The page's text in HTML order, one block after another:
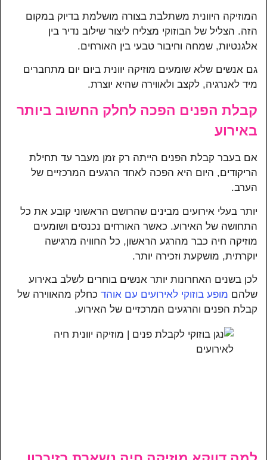
המוזיקה היוונית משתלבת בצורה מושלמת בדיוק במקום
הזה. הצליל של הבוזוקי מצליח ליצור שילוב נדיר בין
אלגנטיות, שמחה וחיבור טבעי בין האורחים.
גם אנשים שלא שומעים מוזיקה יוונית ביום יום מתחברים
מיד לאנרגיה, לקצב ולאווירה שהיא יוצרת.
קבלת הפנים הפכה לחלק החשוב ביותר
באירוע
אם בעבר קבלת הפנים הייתה רק זמן מעבר עד תחילת
הריקודים, היום היא הפכה לאחד הרגעים המרכזיים של
הערב.
יותר בעלי אירועים מבינים שהרושם הראשוני קובע את כל
התחושה של האירוע. כאשר האורחים נכנסים ושומעים
מוזיקה חיה כבר מהרגע הראשון, כל החוויה מרגישה
יוקרתית, מושקעת וזכירה יותר.
לכן בשנים האחרונות יותר אנשים בוחרים לשלב באירוע
שלהם מופע בוזוקי לאירועים עם אוהד כחלק מהאווירה של
קבלת הפנים והרגעים המרכזיים של האירוע.